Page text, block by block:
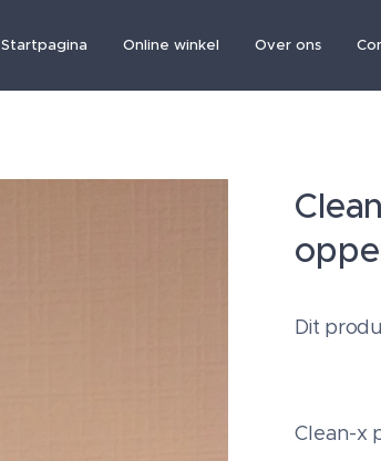
Startpagina Online winkel Over ons
Dit
Clean-x